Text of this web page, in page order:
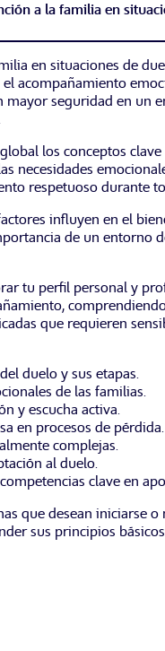
a la familia en
en situaciones de
acompañamiento
seguridad en un
los conceptos
necesidades
respetuoso durante
influyen en el
de un entorno
tu perfil personal y
que requieren
duelo y sus etapas.
de las familias.
y escucha activa.
en procesos de pérdida.
complejas.
al duelo.
clave en
que desean iniciarse
sus principios básicos